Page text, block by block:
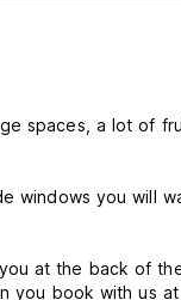
spaces, a lot of
windows you will
at the back of
you book with us